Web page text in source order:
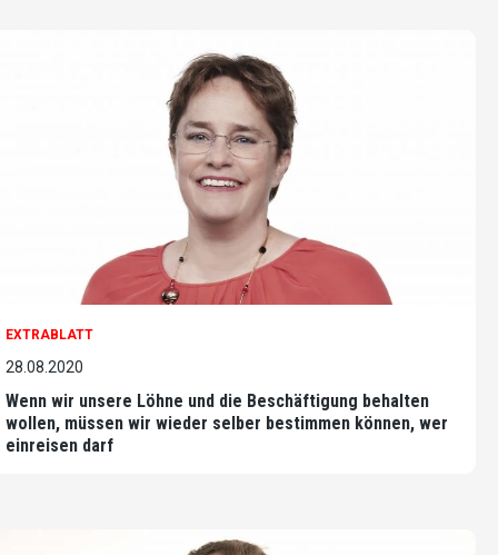
EXTRABLATT
28.08.2020
Wenn wir unsere Löhne und die Beschäftigung behalten
wollen, müssen wir wieder selber bestimmen können, wer
einreisen darf